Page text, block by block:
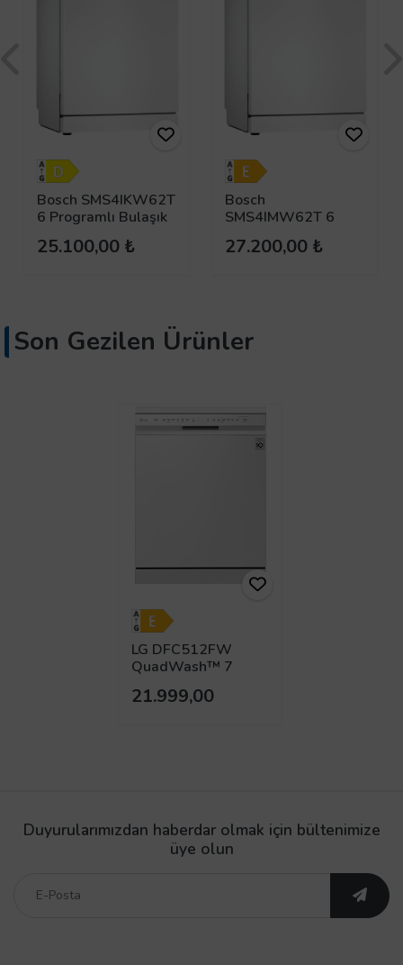
Bosch SMS4IKW62T
6 Programlı Bulaşık
25.100,00 ₺
Bosch
SMS4IMW62T 6
Makinesi
27.200,00 ₺
Son Gezilen Ürünler
LG DFC512FW
QuadWash™ 7
Makinesi
21.999,00
Duyurularımızdan haberdar olmak için bültenimize
üye olun